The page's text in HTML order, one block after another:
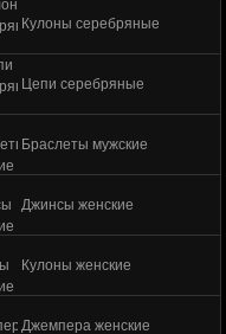
Кулоны серебряные
Цепи серебряные
Браслеты мужские
Джинсы женские
Кулоны женские
Джемпера женские